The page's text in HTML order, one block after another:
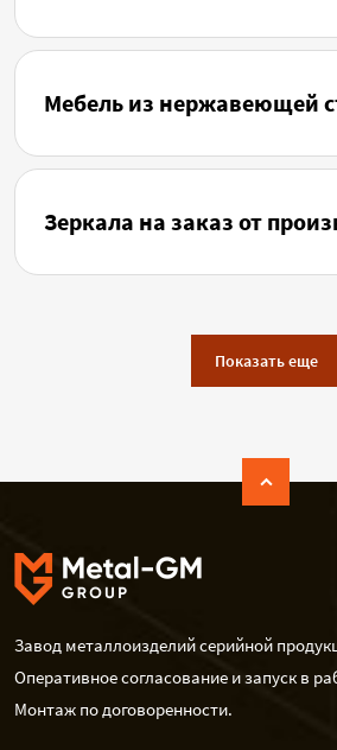
Мебель из нержавеющей
Зеркала на заказ от
Показать еще
Завод металлоизделий серийной
Оперативное согласование и запуск в
Монтаж по договоренности.